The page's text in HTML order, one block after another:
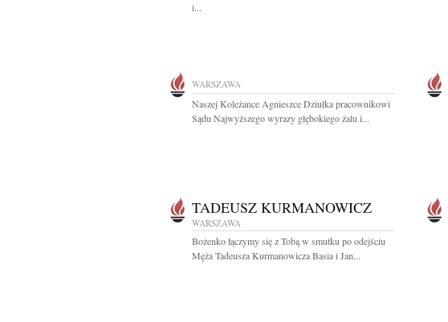
i...
WARSZAWA
Naszej Koleżance Agnieszce Dziułka pracownikowi
Sądu Najwyższego wyrazy głębokiego żalu i...
TADEUSZ KURMANOWICZ
WARSZAWA
Bożenko łączymy się z Tobą w smutku po odejściu
Męża Tadeusza Kurmanowicza Basia i Jan...